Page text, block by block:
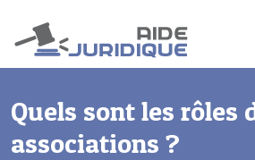
Quels sont les rôles
associations ?